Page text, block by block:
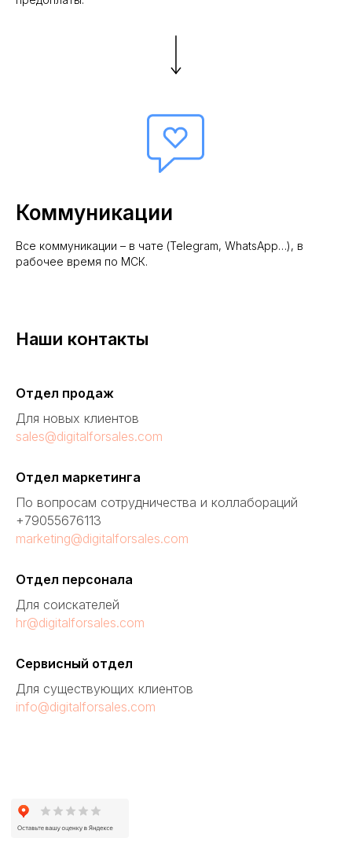
Коммуникации
Все коммуникации – в чате (Telegram, WhatsApp…), в
рабочее время по МСК.
Наши контакты
Отдел продаж
Для новых клиентов
sales@digitalforsales.com
Отдел маркетинга
По вопросам сотрудничества и коллабораций
+79055676113
marketing@digitalforsales.com
Отдел персонала
Для соискателей
hr@digitalforsales.com
Сервисный отдел
Для существующих клиентов
info@digitalforsales.com